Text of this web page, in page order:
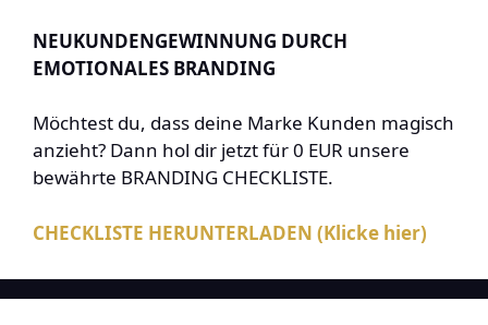
NEUKUNDENGEWINNUNG DURCH
EMOTIONALES BRANDING
Möchtest du, dass deine Marke Kunden magisch
anzieht? Dann hol dir jetzt für 0 EUR unsere
bewährte BRANDING CHECKLISTE.
CHECKLISTE HERUNTERLADEN (Klicke hier)